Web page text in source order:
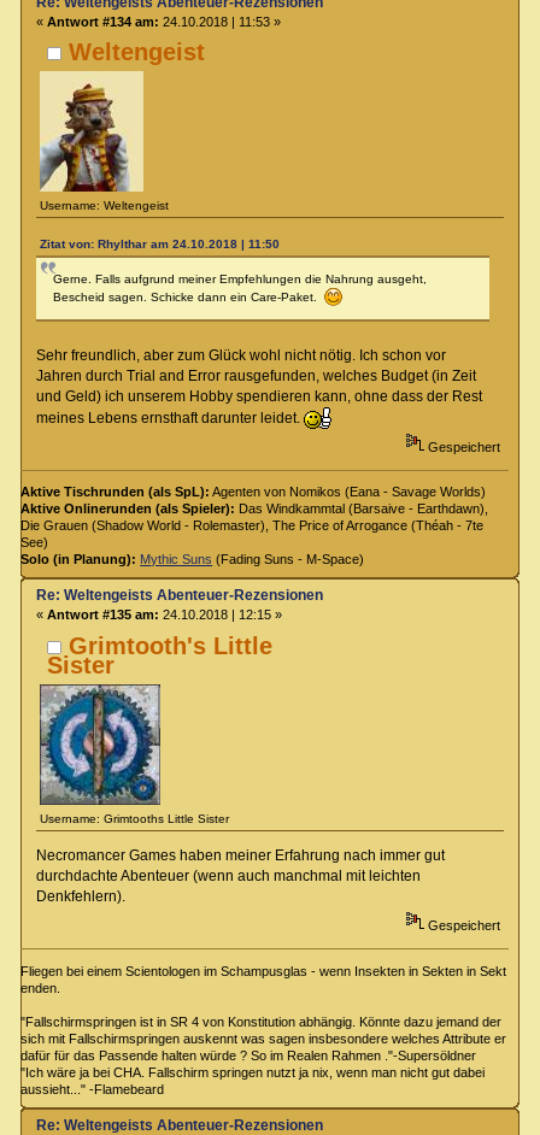
Weltengeist
Username: Weltengeist
« Antwort #134 am: 24.10.2018 | 11:53 »
Zitat von: Rhylthar am 24.10.2018 | 11:50
Gerne. Falls aufgrund meiner Empfehlungen die Nahrung ausgeht,
Bescheid sagen. Schicke dann ein Care-Paket.
Sehr freundlich, aber zum Glück wohl nicht nötig. Ich schon vor
Jahren durch Trial and Error rausgefunden, welches Budget (in Zeit
und Geld) ich unserem Hobby spendieren kann, ohne dass der Rest
meines Lebens ernsthaft darunter leidet.
Gespeichert
Aktive Tischrunden (als SpL): Agenten von Nomikos (Eana - Savage Worlds)
Aktive Onlinerunden (als Spieler): Das Windkammtal (Barsaive - Earthdawn),
Die Grauen (Shadow World - Rolemaster), The Price of Arrogance (Théah - 7te
See)
Solo (in Planung): Mythic Suns (Fading Suns - M-Space)
Grimtooth's Little
Sister
Username: Grimtooths Little Sister
Re: Weltengeists Abenteuer-Rezensionen
« Antwort #135 am: 24.10.2018 | 12:15 »
Necromancer Games haben meiner Erfahrung nach immer gut
durchdachte Abenteuer (wenn auch manchmal mit leichten
Denkfehlern).
Gespeichert
Fliegen bei einem Scientologen im Schampusglas - wenn Insekten in Sekten in Sekt
enden.
"Fallschirmspringen ist in SR 4 von Konstitution abhängig. Könnte dazu jemand der
sich mit Fallschirmspringen auskennt was sagen insbesondere welches Attribute er
dafür für das Passende halten würde ? So im Realen Rahmen ."-Supersöldner
"Ich wäre ja bei CHA. Fallschirm springen nutzt ja nix, wenn man nicht gut dabei
aussieht..." -Flamebeard
Re: Weltengeists Abenteuer-Rezensionen